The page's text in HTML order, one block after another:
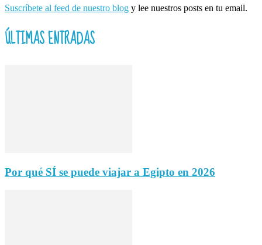
Suscríbete al feed de nuestro blog y lee nuestros posts en tu email.
ÚLTIMAS ENTRADAS
Por qué SÍ se puede viajar a Egipto en 2026